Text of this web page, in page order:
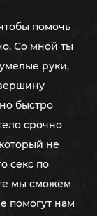
помочь
Со мной ты
руки,
быстро
срочно
не
секс по
мы сможем
помогут нам